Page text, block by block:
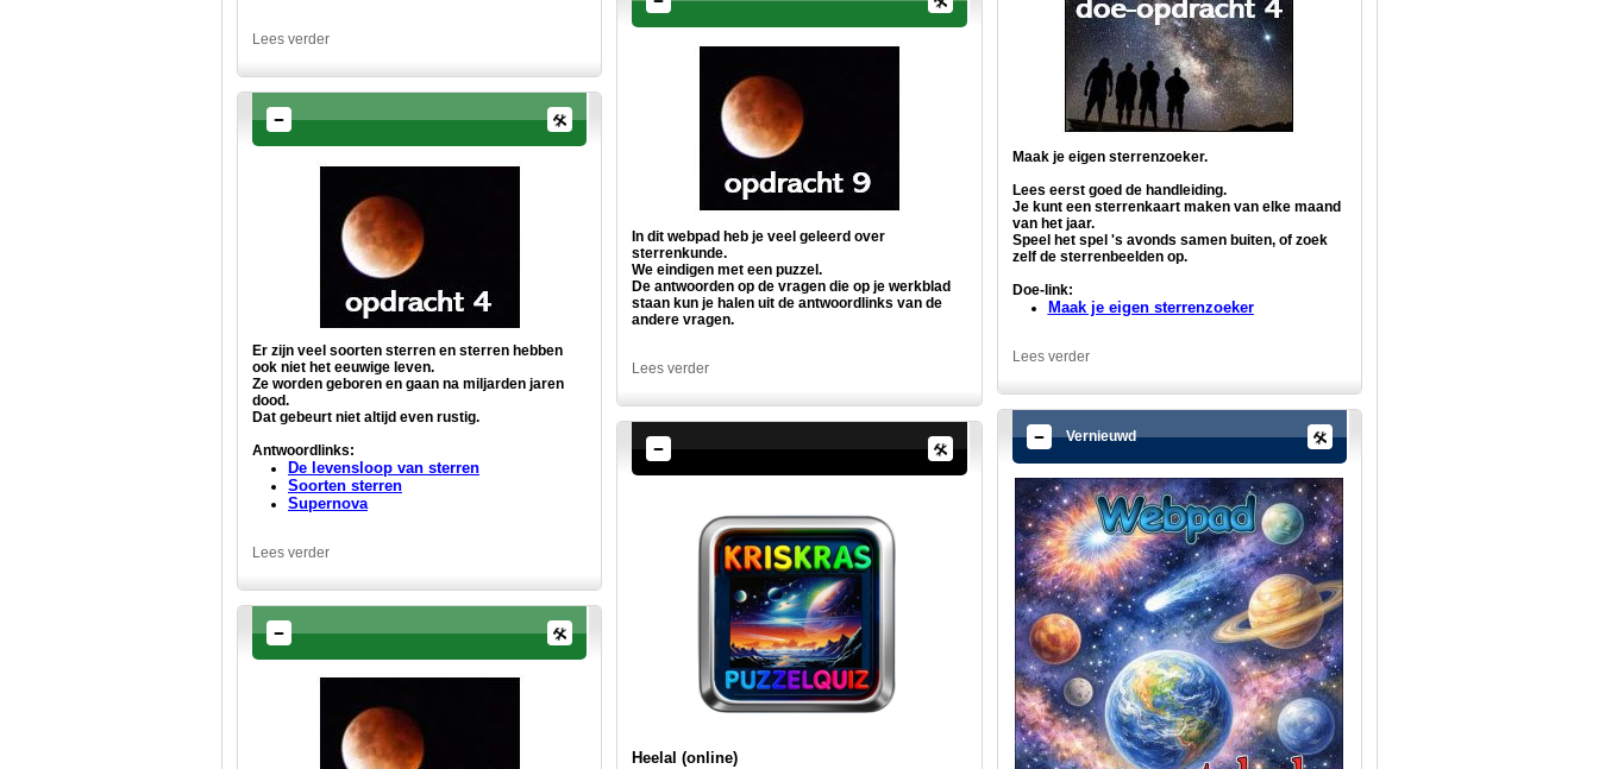
Lees verder
Er zijn veel soorten sterren en sterren hebben
ook niet het eeuwige leven.
Ze worden geboren en gaan na miljarden jaren
dood.
Dat gebeurt niet altijd even rustig.
Antwoordlinks:
De levensloop van sterren
Soorten sterren
Supernova
Lees verder
In dit webpad heb je veel geleerd over
sterrenkunde.
We eindigen met een puzzel.
De antwoorden op de vragen die op je werkblad
staan kun je halen uit de antwoordlinks van de
andere vragen.
Lees verder
Heelal (online)
Maak je eigen sterrenzoeker.
Lees eerst goed de handleiding.
Je kunt een sterrenkaart maken van elke maand
van het jaar.
Speel het spel 's avonds samen buiten, of zoek
zelf de sterrenbeelden op.
Doe-link:
Maak je eigen sterrenzoeker
Lees verder
Vernieuwd